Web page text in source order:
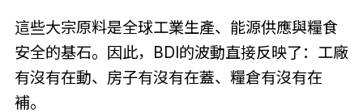
這些大宗原料是全球工業生產、能源供應與糧食
安全的基石。因此，BDI的波動直接反映了：工廠
有沒有在動、房子有沒有在蓋、糧倉有沒有在
補。